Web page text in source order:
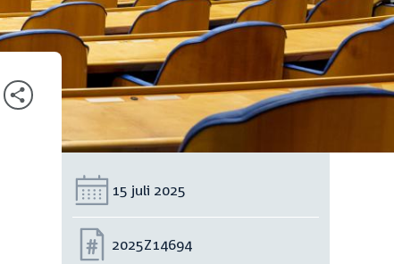
Datum:
15 juli 2025
Nummer:
2025Z14694